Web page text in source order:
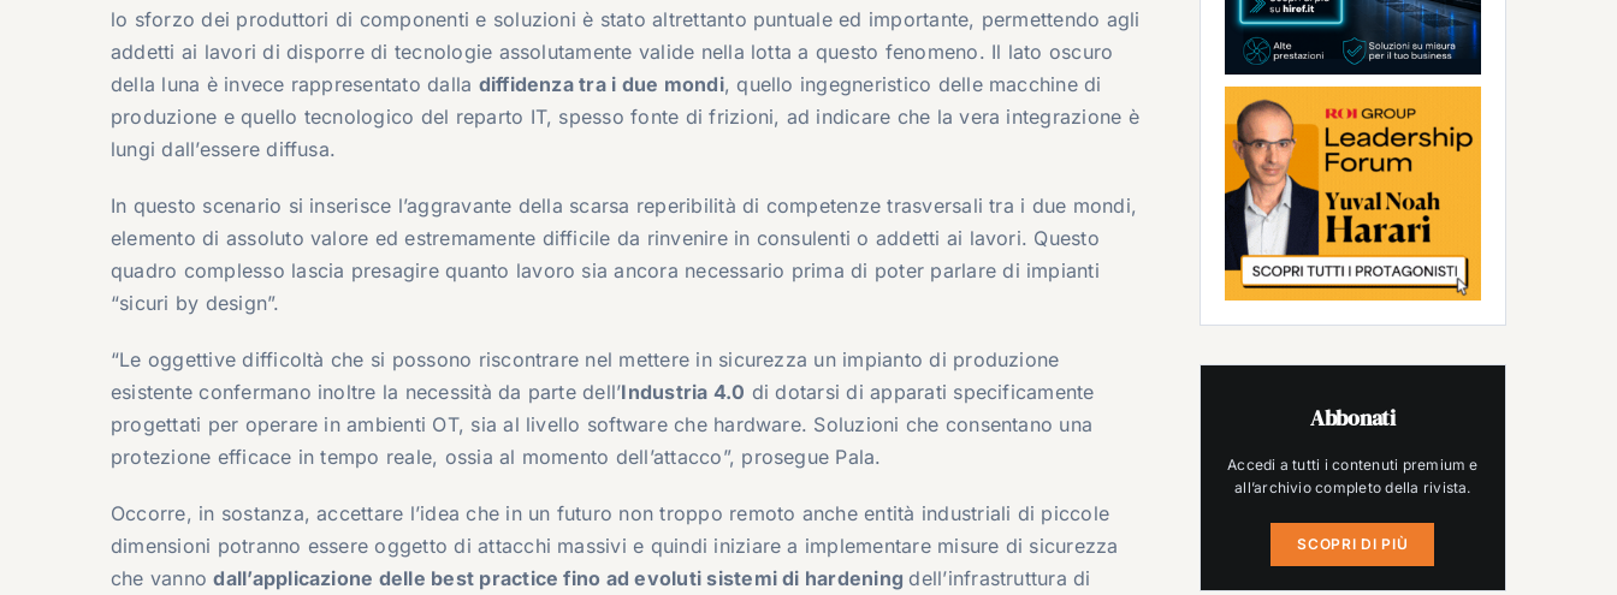
lo sforzo dei produttori di componenti e soluzioni è stato altrettanto puntuale ed importante, permettendo agli
addetti ai lavori di disporre di tecnologie assolutamente valide nella lotta a questo fenomeno. Il lato oscuro
della luna è invece rappresentato dalla diffidenza tra i due mondi, quello ingegneristico delle macchine di
produzione e quello tecnologico del reparto IT, spesso fonte di frizioni, ad indicare che la vera integrazione è
lungi dall’essere diffusa.
In questo scenario si inserisce l’aggravante della scarsa reperibilità di competenze trasversali tra i due mondi,
elemento di assoluto valore ed estremamente difficile da rinvenire in consulenti o addetti ai lavori. Questo
quadro complesso lascia presagire quanto lavoro sia ancora necessario prima di poter parlare di impianti
“sicuri by design”.
“Le oggettive difficoltà che si possono riscontrare nel mettere in sicurezza un impianto di produzione
esistente confermano inoltre la necessità da parte dell’Industria 4.0 di dotarsi di apparati specificamente
progettati per operare in ambienti OT, sia al livello software che hardware. Soluzioni che consentano una
protezione efficace in tempo reale, ossia al momento dell’attacco”, prosegue Pala.
Occorre, in sostanza, accettare l’idea che in un futuro non troppo remoto anche entità industriali di piccole
dimensioni potranno essere oggetto di attacchi massivi e quindi iniziare a implementare misure di sicurezza
che vannodall’applicazione delle best practice fino ad evoluti sistemi di hardeningdell’infrastruttura di
Abbonati
Accedi a tutti i contenuti premium e
all’archivio completo della rivista.
SCOPRI DI PIÙ